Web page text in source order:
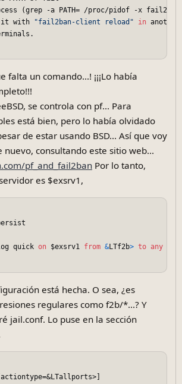
(grep -a PATH= /proc/pidof -x
with
"fail2ban-client reload" in
falta un comando...! ¡¡¡Lo había
se controla con pf... Para
está bien, pero lo había olvidado
de estar usando BSD... Así que voy
consultando este sitio web...
pf_and_fail2banPor lo tanto,
es $exsrv1,
quick on $exsrv1 from &LTf2b> to any
está hecha. O sea, ¿es
regulares como f2b/*...? Y
jail.conf. Lo puse en la sección